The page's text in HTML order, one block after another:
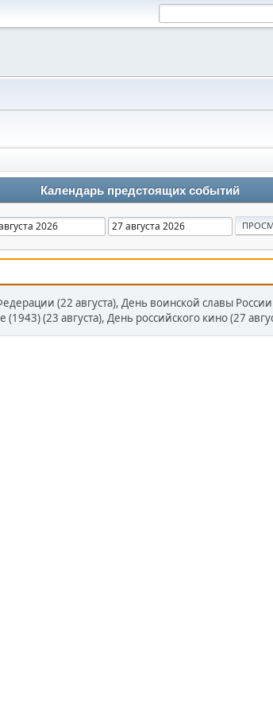
Календарь предстоящих событий
(22 августа), День воинской славы
(23 августа), День российского кино (27